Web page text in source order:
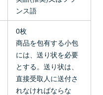
ンス語
0枚
商品を包有する小包
には、送り状を必要
とする。送り状は、
直接受取人に送付さ
れなければならな